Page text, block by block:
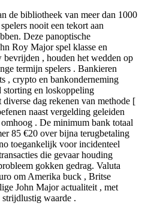
de bibliotheek van meer dan 1000
nooit een tekort aan
Deze panoptische
Roy Major spel klasse en
bevrijden , houden het wedden op
termijn spelers . Bankieren
, crypto en bankonderneming
storting en loskoppeling
dag rekenen van methode [
naast vergelding geleiden
. De minimum bank totaal
85 €20 over bijna terugbetaling
toegankelijk voor incidenteel
die gevaar houding
gokken gedrag. Valuta
om Amerika buck , Britse
John Major actualiteit , met
waarde .